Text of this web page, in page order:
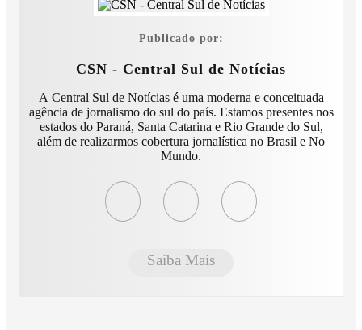
Publicado por:
CSN - Central Sul de Notícias
A Central Sul de Notícias é uma moderna e conceituada
agência de jornalismo do sul do país. Estamos presentes nos
estados do Paraná, Santa Catarina e Rio Grande do Sul,
além de realizarmos cobertura jornalística no Brasil e No
Mundo.
Saiba Mais